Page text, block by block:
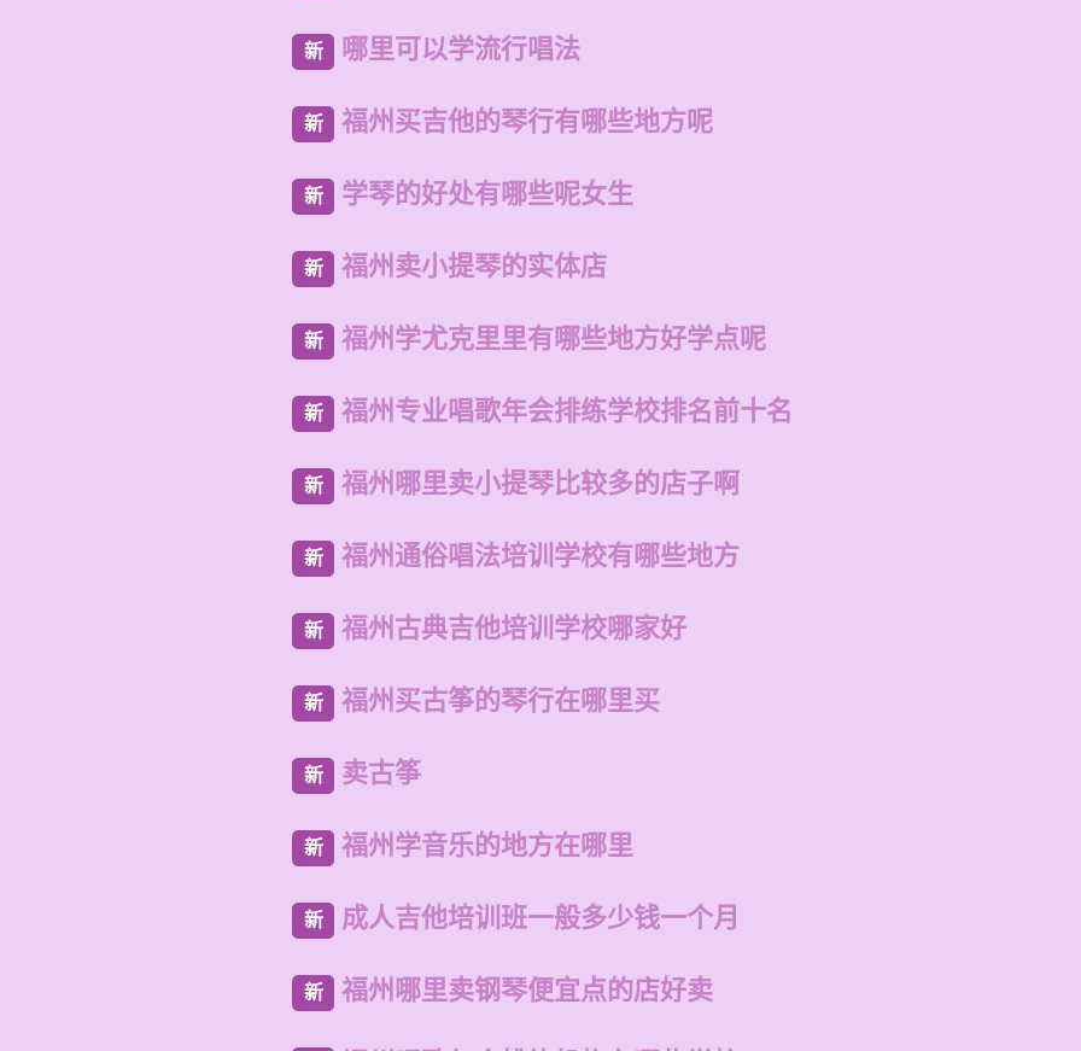
新 哪里可以学流行唱法
新 福州买吉他的琴行有哪些地方呢
新 学琴的好处有哪些呢女生
新 福州卖小提琴的实体店
新 福州学尤克里里有哪些地方好学点呢
新 福州专业唱歌年会排练学校排名前十名
新 福州哪里卖小提琴比较多的店子啊
新 福州通俗唱法培训学校有哪些地方
新 福州古典吉他培训学校哪家好
新 福州买古筝的琴行在哪里买
新 卖古筝
新 福州学音乐的地方在哪里
新 成人吉他培训班一般多少钱一个月
新 福州哪里卖钢琴便宜点的店好卖